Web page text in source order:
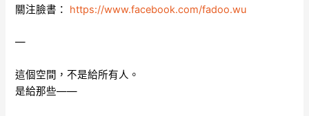
關注臉書： https://www.facebook.com/fadoo.wu
—
這個空間，不是給所有人。
是給那些——